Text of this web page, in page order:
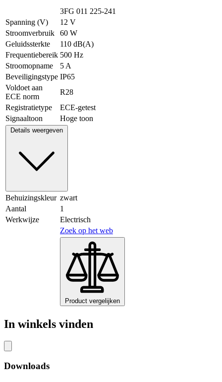
3FG 011 225-241
Spanning (V)
12 V
Stroomverbruik
60 W
Geluidssterkte
110 dB(A)
Frequentiebereik 500 Hz
Stroomopname
5 A
Beveiligingstype IP65
Voldoet aan
ECE norm
R28
Registratietype
ECE-getest
Signaaltoon
Hoge toon
Details weergeven
Behuizingskleur zwart
Aantal
1
Werkwijze
Electrisch
Zoek op het web
Product vergelijken
In winkels vinden
Downloads